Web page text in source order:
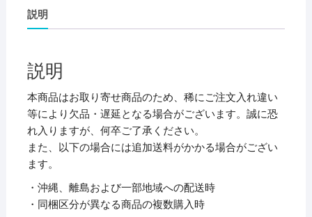
リ
コ
ン
ク
カ
ー
ト
リ
ッ
ジ/
ト
説明
説明
本商品はお取り寄せ商品のため、稀にご注文入れ違い
等により欠品・遅延となる場合がございます。誠に恐
れ入りますが、何卒ご了承ください。
また、以下の場合には追加送料がかかる場合がござい
ます。
・沖縄、離島および一部地域への配送時
・同梱区分が異なる商品の複数購入時